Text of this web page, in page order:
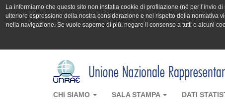
La informiamo che questo sito non installa cookie di profilazione (né per l’invio
ulteriore espressione della nostra considerazione e nel rispetto della normativa
nella navigazione. Se vuole saperne di più, negare il consenso a tutti o alcuni
CHI SIAMO SALA STAMPA DATI